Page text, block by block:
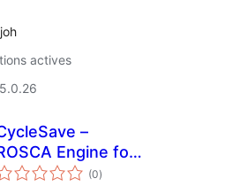
actives
–
Engine for
(0notes
en
)